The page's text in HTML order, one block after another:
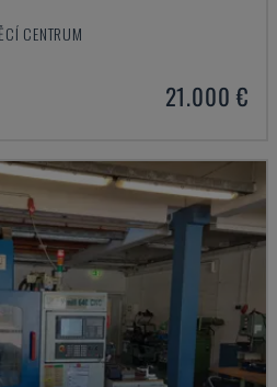
CENTRUM
21.000 €